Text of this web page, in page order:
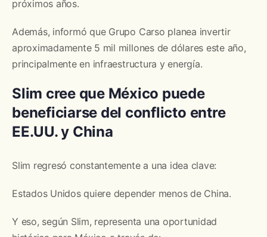
próximos años.
Además, informó que Grupo Carso planea invertir
aproximadamente 5 mil millones de dólares este año,
principalmente en infraestructura y energía.
Slim cree que México puede
beneficiarse del conflicto entre
EE.UU. y China
Slim regresó constantemente a una idea clave:
Estados Unidos quiere depender menos de China.
Y eso, según Slim, representa una oportunidad